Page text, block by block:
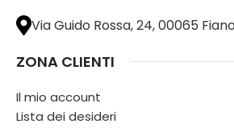
Via Guido Rossa, 24, 00065
ZONA CLIENTI
Il mio account
Lista dei desideri